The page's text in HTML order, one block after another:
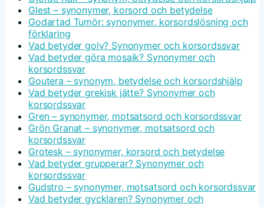
Glest – synonymer, korsord och betydelse
Godartad Tumör: synonymer, korsordslösning och
förklaring
Vad betyder golv? Synonymer och korsordssvar
Vad betyder göra mosaik? Synonymer och
korsordssvar
Goutera – synonym, betydelse och korsordshjälp
Vad betyder grekisk jätte? Synonymer och
korsordssvar
Gren – synonymer, motsatsord och korsordssvar
Grön Granat – synonymer, motsatsord och
korsordssvar
Grotesk – synonymer, korsord och betydelse
Vad betyder grupperar? Synonymer och
korsordssvar
Gudstro – synonymer, motsatsord och korsordssvar
Vad betyder gycklaren? Synonymer och